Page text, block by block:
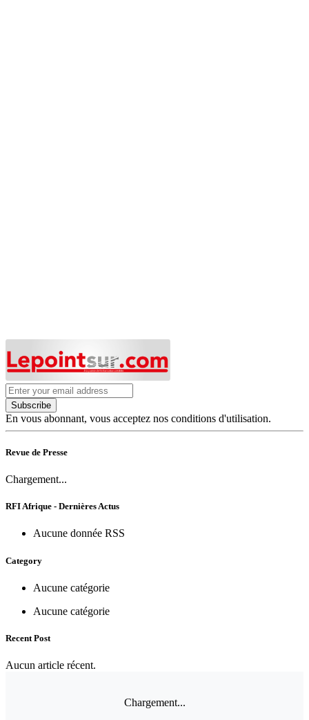
Subscribe
En vous abonnant, vous acceptez nos conditions d'utilisation.
Revue de Presse
Chargement...
RFI Afrique - Dernières Actus
Aucune donnée RSS
Category
Aucune catégorie
Aucune catégorie
Recent Post
Aucun article récent.
Chargement...